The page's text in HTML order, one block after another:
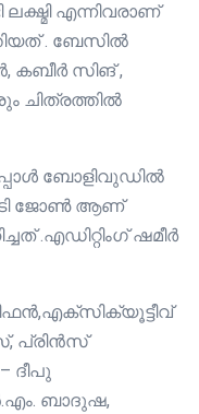
എന്നിവരാണ്
. ബേസിൽ
കബീർ സിങ് ,
ചിത്രത്തിൽ
ബോളിവുഡിൽ
ടി ജോൺ ആണ്
.എഡിറ്റിംഗ് ഷമീർ
പ്രിൻസ്
ദീപു
ബാദുഷ,